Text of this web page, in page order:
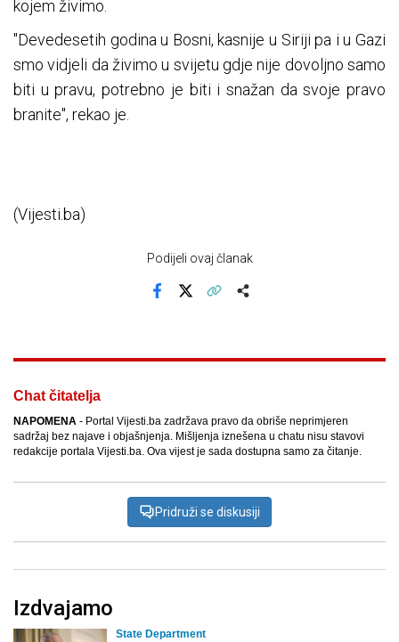
kojem živimo.
"Devedesetih godina u Bosni, kasnije u Siriji pa i u Gazi
smo vidjeli da živimo u svijetu gdje nije dovoljno samo
biti u pravu, potrebno je biti i snažan da svoje pravo
branite", rekao je.
(Vijesti.ba)
Podijeli ovaj članak
Chat čitatelja
NAPOMENA - Portal Vijesti.ba zadržava pravo da obriše neprimjeren
sadržaj bez najave i objašnjenja. Mišljenja iznešena u chatu nisu stavovi
redakcije portala Vijesti.ba. Ova vijest je sada dostupna samo za čitanje.
Pridruži se diskusiji
Izdvajamo
State Department